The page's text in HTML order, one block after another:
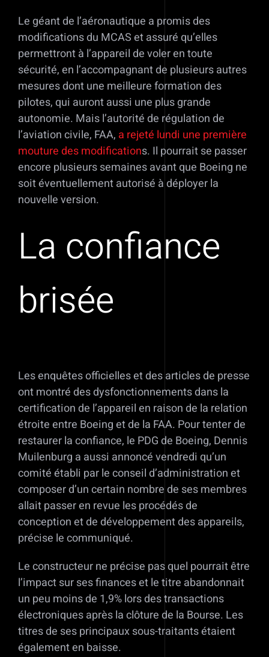
Le géant de l’aéronautique a promis des
modifications du MCAS et assuré qu’elles
permettront à l’appareil de voler en toute
sécurité, en l’accompagnant de plusieurs autres
mesures dont une meilleure formation des
pilotes, qui auront aussi une plus grande
autonomie. Mais l’autorité de régulation de
l’aviation civile, FAA, a rejeté lundi une première
mouture des modifications. Il pourrait se passer
encore plusieurs semaines avant que Boeing ne
soit éventuellement autorisé à déployer la
nouvelle version.
La confiance
brisée
Les enquêtes officielles et des articles de presse
ont montré des dysfonctionnements dans la
certification de l’appareil en raison de la relation
étroite entre Boeing et de la FAA. Pour tenter de
restaurer la confiance, le PDG de Boeing, Dennis
Muilenburg a aussi annoncé vendredi qu’un
comité établi par le conseil d’administration et
composer d’un certain nombre de ses membres
allait passer en revue les procédés de
conception et de développement des appareils,
précise le communiqué.
Le constructeur ne précise pas quel pourrait être
l’impact sur ses finances et le titre abandonnait
un peu moins de 1,9% lors des transactions
électroniques après la clôture de la Bourse. Les
titres de ses principaux sous-traitants étaient
également en baisse.